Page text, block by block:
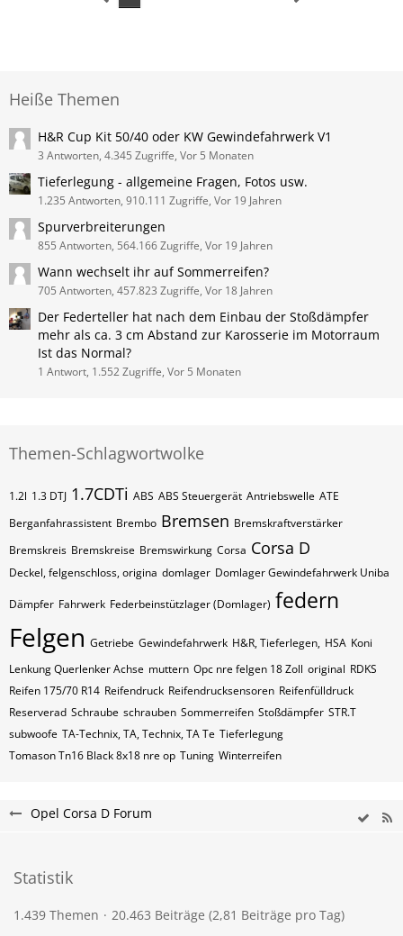
Heiße Themen
H&R Cup Kit 50/40 oder KW Gewindefahrwerk V1
3 Antworten, 4.345 Zugriffe, Vor 5 Monaten
Tieferlegung - allgemeine Fragen, Fotos usw.
1.235 Antworten, 910.111 Zugriffe, Vor 19 Jahren
Spurverbreiterungen
855 Antworten, 564.166 Zugriffe, Vor 19 Jahren
Wann wechselt ihr auf Sommerreifen?
705 Antworten, 457.823 Zugriffe, Vor 18 Jahren
Der Federteller hat nach dem Einbau der Stoßdämpfer
mehr als ca. 3 cm Abstand zur Karosserie im Motorraum
Ist das Normal?
1 Antwort, 1.552 Zugriffe, Vor 5 Monaten
Themen-Schlagwortwolke
1.2l 1.3 DTJ 1.7CDTi ABS ABS Steuergerät Antriebswelle ATE
Berganfahrassistent Brembo Bremsen Bremskraftverstärker
Bremskreis Bremskreise Bremswirkung Corsa Corsa D
Deckel, felgenschloss, origina domlager Domlager Gewindefahrwerk Uniba
Dämpfer Fahrwerk Federbeinstützlager (Domlager) federn
Felgen Getriebe Gewindefahrwerk H&R, Tieferlegen, HSA Koni
Lenkung Querlenker Achse muttern Opc nre felgen 18 Zoll original RDKS
Reifen 175/70 R14 Reifendruck Reifendrucksensoren Reifenfülldruck
Reserverad Schraube schrauben Sommerreifen Stoßdämpfer STR.T
subwoofe TA-Technix, TA, Technix, TA Te Tieferlegung
Tomason Tn16 Black 8x18 nre op Tuning Winterreifen
Opel Corsa D Forum
Statistik
1.439 Themen 20.463 Beiträge (2,81 Beiträge pro Tag)